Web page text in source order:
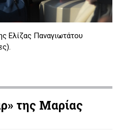
Ελίζας Παναγιωτάτου
της Μαρίας